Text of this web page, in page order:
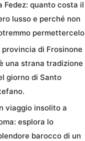
Fedez: quanto costa il
lusso e perché non
permettercelo
provincia di Frosinone
una strana tradizione
giorno di Santo
viaggio insolito a
esplora lo
barocco di un